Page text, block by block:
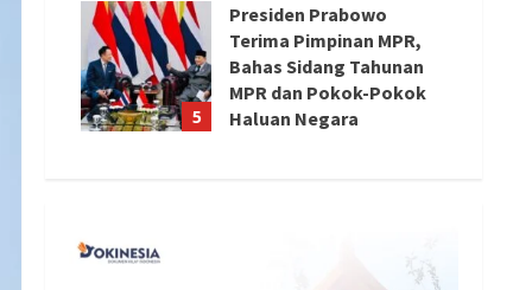
5
Presiden Prabowo
Terima Pimpinan MPR,
Bahas Sidang Tahunan
MPR dan Pokok-Pokok
Haluan Negara